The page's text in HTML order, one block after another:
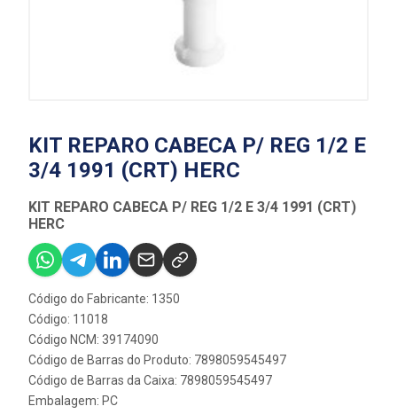
KIT REPARO CABECA P/ REG 1/2 E
3/4 1991 (CRT) HERC
KIT REPARO CABECA P/ REG 1/2 E 3/4 1991 (CRT)
HERC
Código do Fabricante: 1350
Código: 11018
Código NCM: 39174090
Código de Barras do Produto: 7898059545497
Código de Barras da Caixa: 7898059545497
Embalagem: PC